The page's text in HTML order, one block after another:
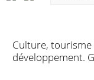
Culture,
développement.